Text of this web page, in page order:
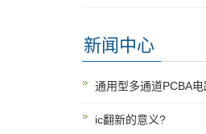
新闻中心
通用型多通道PCBA
ic翻新的意义?